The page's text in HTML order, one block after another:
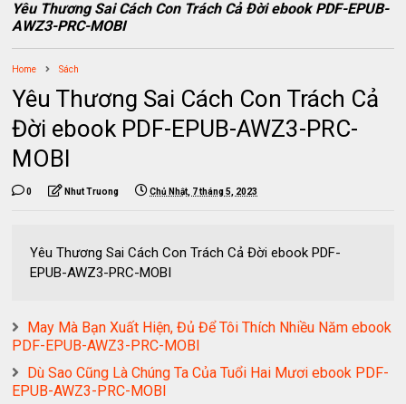
Yêu Thương Sai Cách Con Trách Cả Đời ebook PDF-EPUB-
AWZ3-PRC-MOBI
Home Sách
Yêu Thương Sai Cách Con Trách Cả
Đời ebook PDF-EPUB-AWZ3-PRC-
MOBI
0 Nhut Truong Chủ Nhật, 7 tháng 5, 2023
Yêu Thương Sai Cách Con Trách Cả Đời ebook PDF-
EPUB-AWZ3-PRC-MOBI
May Mà Bạn Xuất Hiện, Đủ Để Tôi Thích Nhiều Năm ebook
PDF-EPUB-AWZ3-PRC-MOBI
Dù Sao Cũng Là Chúng Ta Của Tuổi Hai Mươi ebook PDF-
EPUB-AWZ3-PRC-MOBI